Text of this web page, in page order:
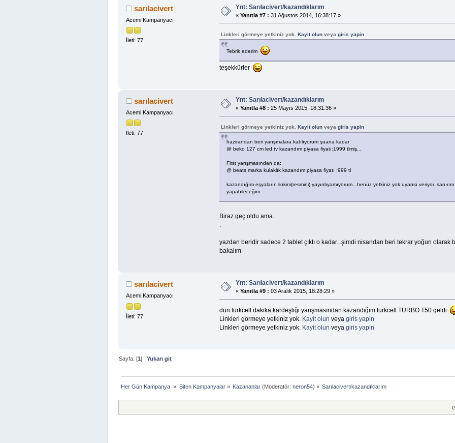
sarılacivert
Acemi Kampanyacı
İleti: 77
Ynt: Sarılacivert/kazandıklarım
« Yanıtla #7 : 31 Ağustos 2014, 16:38:17 »
Linkleri görmeye yetkiniz yok. Kayit olunveya giris yapin
Tebrik ederim
teşekkürler
sarılacivert
Acemi Kampanyacı
İleti: 77
Ynt: Sarılacivert/kazandıklarım
« Yanıtla #8 : 25 Mayıs 2015, 18:31:36 »
Linkleri görmeye yetkiniz yok. Kayit olunveya giris yapin
hazirandan beri yarışmalara katılıyorum şuana kadar
@ beko 127 cm led tv kazandım piyasa fiyatı:1999 tlmiş...
First yarışmasından da:
@ beats marka kulaklık kazandım piyasa fiyatı :999 tl
kazandığım eşyaların linkini(resmini) yayınlıyamıyorum...henüz yetkiniz yok uyarısı
yapabileceğim
Biraz geç oldu ama..
.
yazdan beridir sadece 2 tablet çıktı o kadar...şimdi nisandan beri tekrar yoğun olarak
bakalım
sarılacivert
Acemi Kampanyacı
İleti: 77
Ynt: Sarılacivert/kazandıklarım
« Yanıtla #9 : 03 Aralık 2015, 18:28:29 »
dün turkcell dakika kardeşliği yarışmasından kazandığım turkcell TURBO T50 geldi
Linkleri görmeye yetkiniz yok. Kayit olun veya giris yapin
Linkleri görmeye yetkiniz yok. Kayit olun veya giris yapin
Sayfa: [1]Yukarı git
Her Gün Kampanya » Biten Kampanyalar» Kazananlar(Moderatör: neron54) » Sarılacivert/kazandıklarım